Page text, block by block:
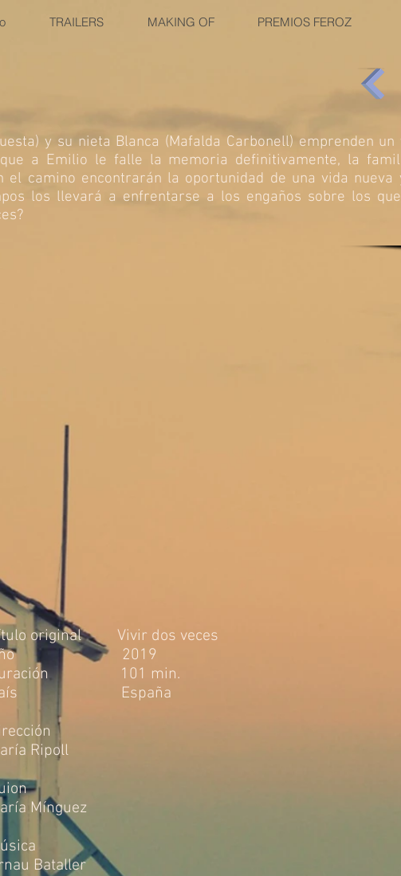
TRAILERS MAKING OF PREMIOS FEROZ
y su nieta Blanca (Mafalda Carbonell) emprenden un
a Emilio le falle la memoria definitivamente, la
camino encontrarán la oportunidad de una vida nueva
los llevará a enfrentarse a los engaños sobre los
original Vivir dos veces
2019
101 min.
España
Ripoll
Mínguez
Bataller